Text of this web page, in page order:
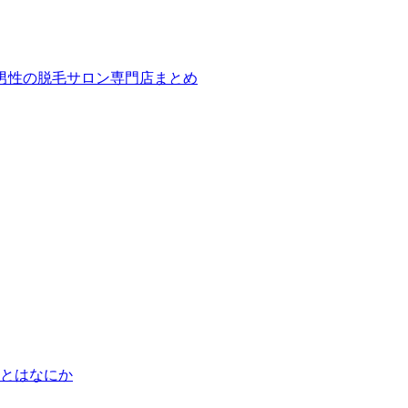
性の脱毛サロン専門店まとめ
はなにか